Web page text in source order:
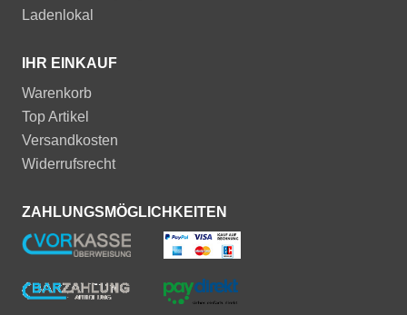
Ladenlokal
IHR EINKAUF
Warenkorb
Top Artikel
Versandkosten
Widerrufsrecht
ZAHLUNGSMÖGLICHKEITEN